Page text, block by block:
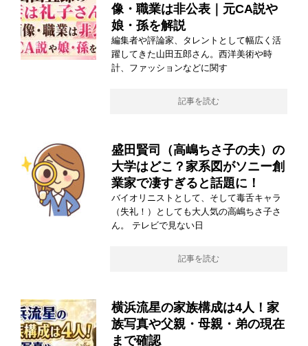
像・職業は非公表｜元CA説や
娘・孫を解説
編集者や評論家、タレントとして幅広く活
躍してきた山田五郎さん。西洋美術や時
計、ファッションなどに関す
記事を読む
盛田賢司（高嶋ちさ子の夫）の
大学はどこ？家系図がソニー創
業家で凄すぎると話題に！
バイオリニストとして、そして毒舌キャラ
（失礼！）としても大人気の高嶋ちさ子さ
ん。 テレビで見ない日
記事を読む
横浜流星の家族構成は4人！家
族写真や父親・母親・弟の現在
まで確認